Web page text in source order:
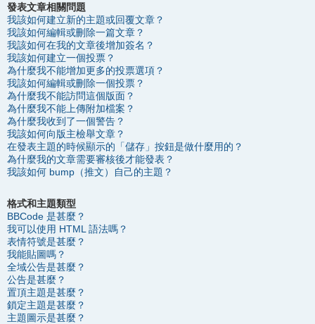
發表文章相關問題
我該如何建立新的主題或回覆文章？
我該如何編輯或刪除一篇文章？
我該如何在我的文章後增加簽名？
我該如何建立一個投票？
為什麼我不能增加更多的投票選項？
我該如何編輯或刪除一個投票？
為什麼我不能訪問這個版面？
為什麼我不能上傳附加檔案？
為什麼我收到了一個警告？
我該如何向版主檢舉文章？
在發表主題的時候顯示的「儲存」按鈕是做什麼用的？
為什麼我的文章需要審核後才能發表？
我該如何 bump（推文）自己的主題？
格式和主題類型
BBCode 是甚麼？
我可以使用 HTML 語法嗎？
表情符號是甚麼？
我能貼圖嗎？
全域公告是甚麼？
公告是甚麼？
置頂主題是甚麼？
鎖定主題是甚麼？
主題圖示是甚麼？